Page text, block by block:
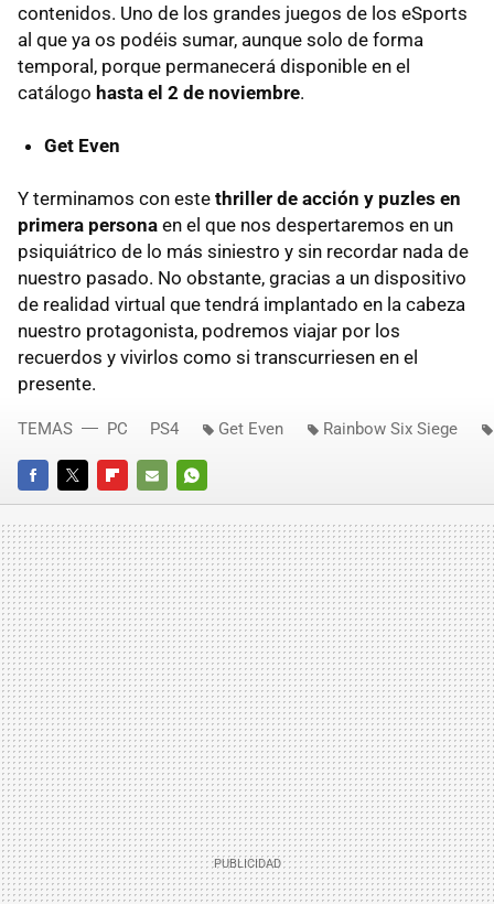
contenidos. Uno de los grandes juegos de los eSports
al que ya os podéis sumar, aunque solo de forma
temporal, porque permanecerá disponible en el
catálogo hasta el 2 de noviembre.
Get Even
Y terminamos con este thriller de acción y puzles en
primera persona en el que nos despertaremos en un
psiquiátrico de lo más siniestro y sin recordar nada de
nuestro pasado. No obstante, gracias a un dispositivo
de realidad virtual que tendrá implantado en la cabeza
nuestro protagonista, podremos viajar por los
recuerdos y vivirlos como si transcurriesen en el
presente.
FACEBOOKTWITTERFLIPBOARD
E-
MAIL
WHATSAPP
TEMAS PC PS4 Get Even Rainbow Six Siege